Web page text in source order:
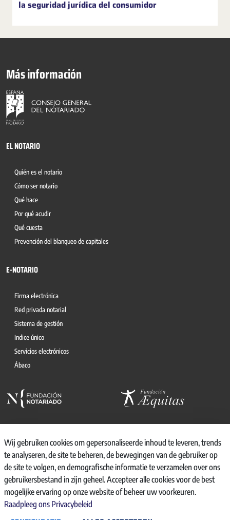
la seguridad jurídica del consumidor
Más información
EL NOTARIO
Quién es el notario
Cómo ser notario
Qué hace
Por qué acudir
Qué cuesta
Prevención del blanqueo de capitales
E-NOTARIO
Firma electrónica
Red privada notarial
Sistema de gestión
Indice único
Servicios electrónicos
Ábaco
© 2026, CONSEJO GENERAL DEL NOTARIO
CANAL INTERNO DE INFORMACIÓN
REGISTRO DE ACTIVIDADES DE TRATAMIENTO
AVISO LEGAL
Wij gebruiken cookies om gepersonaliseerde inhoud te leveren, trends
te analyseren, de site te beheren, de bewegingen van de gebruiker op
de site te volgen, en demografische informatie te verzamelen over ons
gebruikersbestand in zijn geheel. Accepteer alle cookies voor de best
mogelijke ervaring op onze website of beheer uw voorkeuren.
Raadpleeg ons Privacybeleid